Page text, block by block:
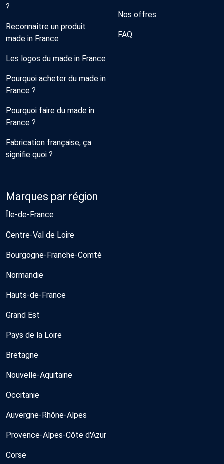
?
Reconnaître un produit
made in France
Les logos du made in France
Pourquoi acheter du made in
France ?
Pourquoi faire du made in
France ?
Fabrication française, ça
signifie quoi ?
Nos offres
FAQ
Marques par région
Île-de-France
Centre-Val de Loire
Bourgogne-Franche-Comté
Normandie
Hauts-de-France
Grand Est
Pays de la Loire
Bretagne
Nouvelle-Aquitaine
Occitanie
Auvergne-Rhône-Alpes
Provence-Alpes-Côte d'Azur
Corse